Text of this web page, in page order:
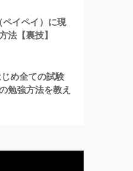
ペイペイ）に現
法【裏技】
じめ全ての試験
勉強方法を教え